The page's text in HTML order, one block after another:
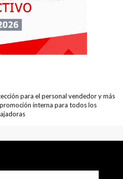
para el personal vendedor y más
interna para todos los